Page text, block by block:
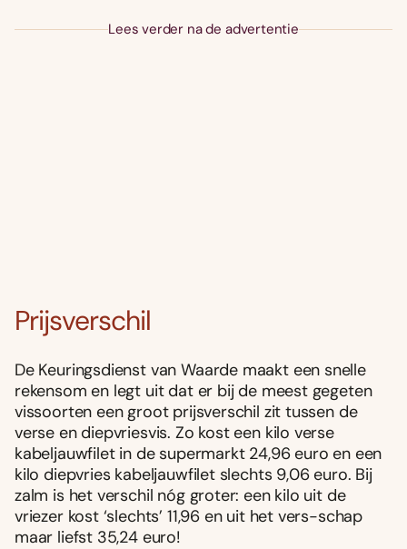
Lees verder na de advertentie
Prijsverschil
De Keuringsdienst van Waarde maakt een snelle
rekensom en legt uit dat er bij de meest gegeten
vissoorten een groot prijsverschil zit tussen de
verse en diepvriesvis. Zo kost een kilo verse
kabeljauwfilet in de supermarkt 24,96 euro en een
kilo diepvries kabeljauwfilet slechts 9,06 euro. Bij
zalm is het verschil nóg groter: een kilo uit de
vriezer kost ‘slechts’ 11,96 en uit het vers-schap
maar liefst 35,24 euro!